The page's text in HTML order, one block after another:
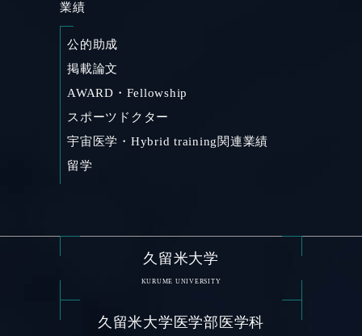
業績
公的助成
掲載論文
AWARD・Fellowship
スポーツドクター
宇宙医学・Hybrid training関連業績
留学
久留米大学
KURUME UNIVERSITY
久留米大学医学部医学科